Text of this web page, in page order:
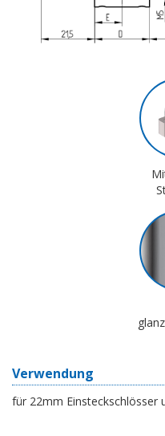
Verwendung
für 22mm Einsteckschlösser